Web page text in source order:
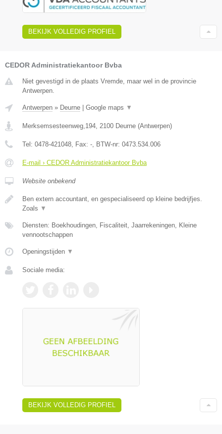
BEKIJK VOLLEDIG PROFIEL
CEDOR Administratiekantoor Bvba
Niet gevestigd in de plaats Vremde, maar wel in de provincie
Antwerpen.
Antwerpen » Deurne Google maps ▼
Merksemsesteenweg,194 2100 Deurne (Antwerpen)
Tel: 0478-421048 , Fax: - , BTW-nr: 0473.534.006
E-mail › CEDOR Administratiekantoor Bvba
Website onbekend
Ben extern accountant, en gespecialiseerd op kleine bedrijfjes.
Zoals ▼
Diensten: Boekhoudingen, Fiscaliteit, Jaarrekeningen, Kleine
vennootschappen
Openingstijden ▼
Sociale media:
BEKIJK VOLLEDIG PROFIEL